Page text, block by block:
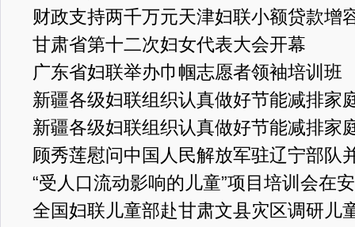
财政支持两千万元天津妇联小额贷款增
甘肃省第十二次妇女代表大会开幕
广东省妇联举办巾帼志愿者领袖培训班
新疆各级妇联组织认真做好节能减排家
新疆各级妇联组织认真做好节能减排家
顾秀莲慰问中国人民解放军驻辽宁部队
“受人口流动影响的儿童”项目培训会在
全国妇联儿童部赴甘肃文县灾区调研儿